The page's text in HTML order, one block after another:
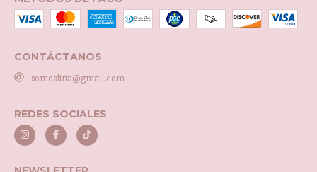
CONTÁCTANOS
somosliria@gmail.com
REDES SOCIALES